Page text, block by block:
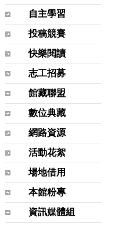
自主學習
投稿競賽
快樂閱讀
志工招募
館藏聯盟
數位典藏
網路資源
活動花絮
場地借用
本館粉專
資訊媒體組